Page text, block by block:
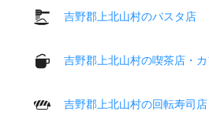
吉野郡上北山村のパスタ店
吉野郡上北山村の喫茶店・
吉野郡上北山村の回転寿司店